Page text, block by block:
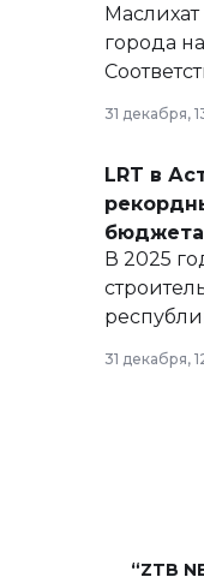
города
базе
сайте
31 декабря,
LRT в
бюджета
В 2025
31 декабря,
“ZTB